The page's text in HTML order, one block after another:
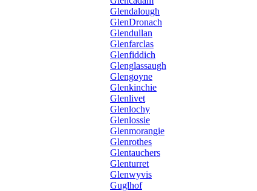
Glendalough
GlenDronach
Glendullan
Glenfarclas
Glenfiddich
Glenglassaugh
Glengoyne
Glenkinchie
Glenlivet
Glenlochy
Glenlossie
Glenmorangie
Glenrothes
Glentauchers
Glenturret
Glenwyvis
Guglhof